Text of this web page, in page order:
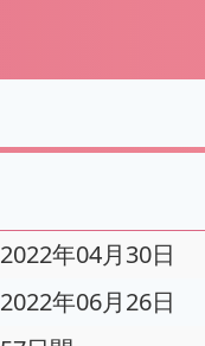
2022年04月30日
2022年06月26日